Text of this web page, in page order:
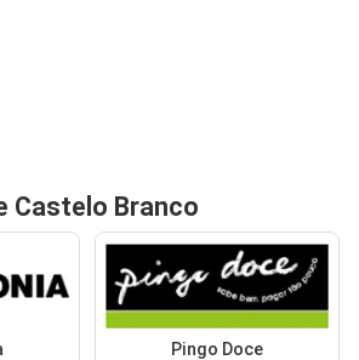
Castelo Branco
Pingo Doce